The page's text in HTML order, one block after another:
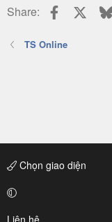
Share: Facebook
TS Online
Chọn giao diện
Liên hệ